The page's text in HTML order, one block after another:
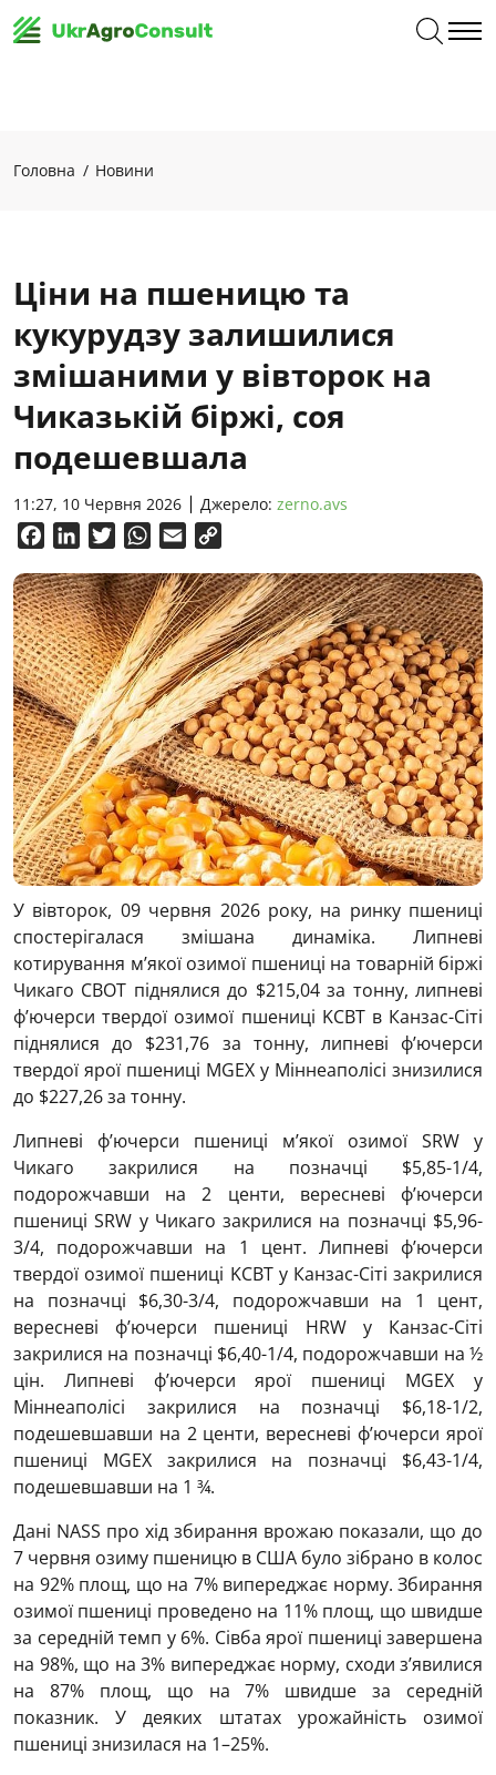
Головна Новини
Ціни на пшеницю та
кукурудзу залишилися
змішаними у вівторок на
Чиказькій біржі, соя
подешевшала
11:27, 10 Червня 2026 Джерело: zerno.avs
FacebookLinkedInTwitterWhatsApp
Email
У вівторок, 09 червня 2026 року, на ринку пшениці
спостерігалася змішана динаміка. Липневі
котирування м’якої озимої пшениці на товарній біржі
Чикаго CBOT піднялися до $215,04 за тонну, липневі
ф’ючерси твердої озимої пшениці KCBT в Канзас-Сіті
піднялися до $231,76 за тонну, липневі ф’ючерси
твердої ярої пшениці MGEХ у Міннеаполісі знизилися
до $227,26 за тонну.
Липневі ф’ючерси пшениці м’якої озимої SRW у
Чикаго закрилися на позначці $5,85-1/4,
подорожчавши на 2 центи, вересневі ф’ючерси
пшениці SRW у Чикаго закрилися на позначці $5,96-
3/4, подорожчавши на 1 цент. Липневі ф’ючерси
твердої озимої пшениці KCBT у Канзас-Сіті закрилися
на позначці $6,30-3/4, подорожчавши на 1 цент,
вересневі ф’ючерси пшениці HRW у Канзас-Сіті
закрилися на позначці $6,40-1/4, подорожчавши на ½
цін. Липневі ф’ючерси ярої пшениці MGEХ у
Міннеаполісі закрилися на позначці $6,18-1/2,
подешевшавши на 2 центи, вересневі ф’ючерси ярої
пшениці MGEХ закрилися на позначці $6,43-1/4,
подешевшавши на 1 ¾.
Дані NASS про хід збирання врожаю показали, що до
7 червня озиму пшеницю в США було зібрано в колос
на 92% площ, що на 7% випереджає норму. Збирання
озимої пшениці проведено на 11% площ, що швидше
за середній темп у 6%. Сівба ярої пшениці завершена
на 98%, що на 3% випереджає норму, сходи з’явилися
на 87% площ, що на 7% швидше за середній
показник. У деяких штатах урожайність озимої
пшениці знизилася на 1–25%.